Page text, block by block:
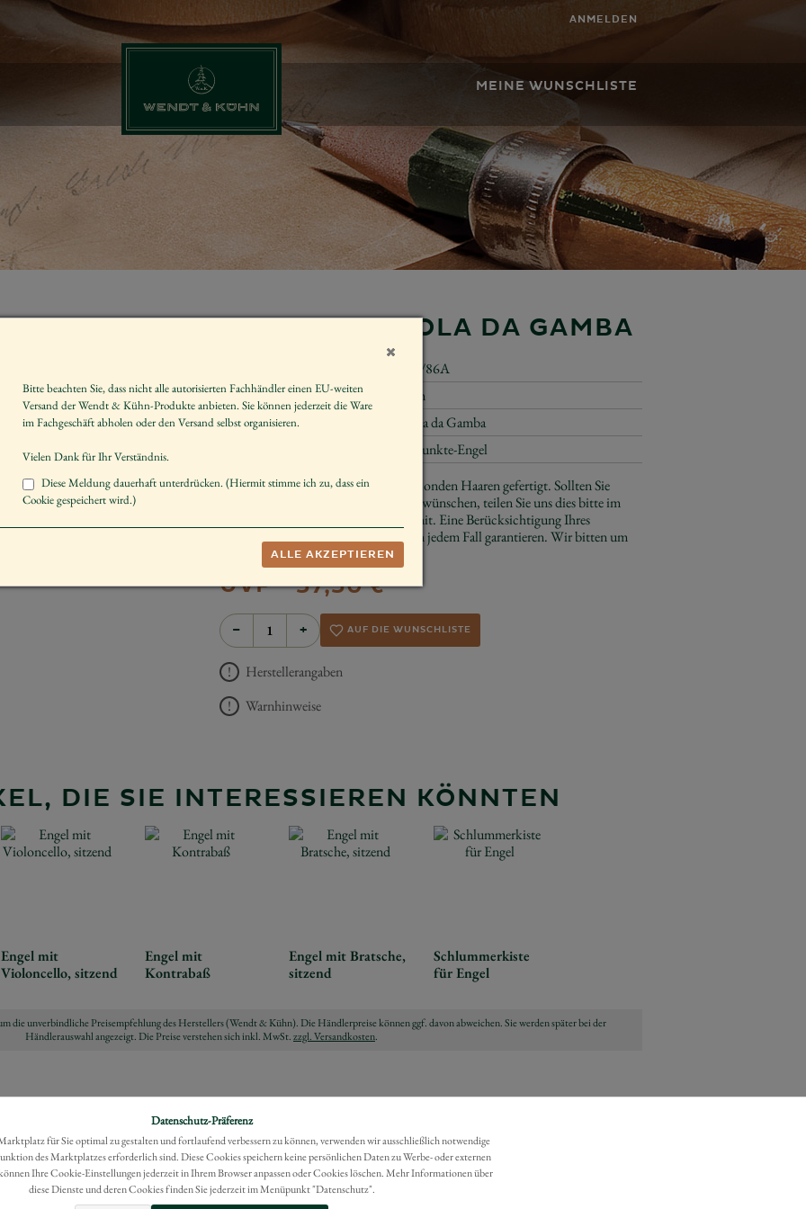
ANMELDEN
MEINE WUNSCHLISTE
ENGEL MIT VIOLA DA GAMBA
650/86A
Größe der Figur / Spieldose
5 cm
Instrument
Viola da Gamba
Elfpunkte-Engel
Diese Figur wird mit braunen sowie blonden Haaren gefertigt. Sollten Sie
explizit eine dieser beiden Haarfarben wünschen, teilen Sie uns dies bitte im
Nachrichtenfeld Ihres Warenkorbes mit. Eine Berücksichtigung Ihres
Wunsches können wir jedoch nicht in jedem Fall garantieren. Wir bitten um
Ihr Verständnis.
UVP *57,50 €
− + AUF DIE WUNSCHLISTE
Herstellerangaben
Warnhinweise
DIE SIE INTERESSIEREN KÖNNTEN
Engel mit
Violoncello, sitzend
Engel mit
Kontrabaß
Engel mit Bratsche,
sitzend
Schlummerkiste
für Engel
die unverbindliche Preisempfehlung des Herstellers (Wendt & Kühn). Die Händlerpreise können ggf. davon abweichen. Sie werden später bei der
Händlerauswahl angezeigt. Die Preise verstehen sich inkl. MwSt.zzgl. Versandkosten.
Datenschutz-Präferenz
für Sie optimal zu gestalten und fortlaufend verbessern zu können, verwenden wir ausschließlich notwendige
des Marktplatzes erforderlich sind. Diese Cookies speichern keine persönlichen Daten zu Werbe- oder externen
Ihre Cookie-Einstellungen jederzeit in Ihrem Browser anpassen oder Cookies löschen. Mehr Informationen über
diese Dienste und deren Cookies finden Sie jederzeit im Menüpunkt "Datenschutz".
Bitte beachten Sie, dass nicht alle autorisierten Fachhändler einen EU-weiten
Versand der Wendt & Kühn-Produkte anbieten. Sie können jederzeit die Ware
im Fachgeschäft abholen oder den Versand selbst organisieren.
Vielen Dank für Ihr Verständnis.
Diese Meldung dauerhaft unterdrücken. (Hiermit stimme ich zu, dass ein
Cookie gespeichert wird.)
ALLE AKZEPTIEREN